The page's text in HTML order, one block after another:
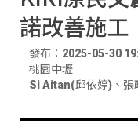
諾改善施工
發布：2025-05-30
桃園中壢
Si Aitan(邱依婷) 、 張